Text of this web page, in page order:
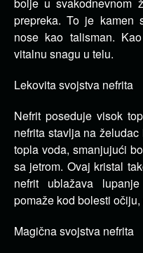
prepreka. To je kamen
nose kao talisman.
vitalnu snagu u telu.
Lekovita svojstva nefrita
Nefrit poseduje visok
nefrita stavlja na
topla voda, smanjujući
sa jetrom. Ovaj kristal
nefrit ublažava
pomaže kod bolesti
Magična svojstva nefrita